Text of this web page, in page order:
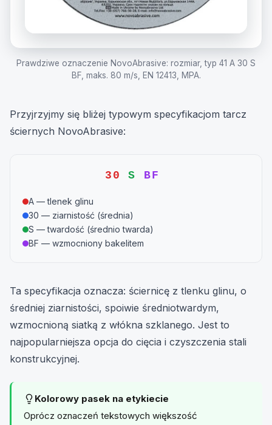
Prawdziwe oznaczenie NovoAbrasive: rozmiar, typ 41 A 30 S
BF, maks. 80 m/s, EN 12413, MPA.
Przyjrzyjmy się bliżej typowym specyfikacjom tarcz
ściernych NovoAbrasive:
30 S BF
A — tlenek glinu
30 — ziarnistość (średnia)
S — twardość (średnio twarda)
BF — wzmocniony bakelitem
Ta specyfikacja oznacza: ściernicę z tlenku glinu, o
średniej ziarnistości, spoiwie średniotwardym,
wzmocnioną siatką z włókna szklanego. Jest to
najpopularniejsza opcja do cięcia i czyszczenia stali
konstrukcyjnej.
Kolorowy pasek na etykiecie
Oprócz oznaczeń tekstowych większość